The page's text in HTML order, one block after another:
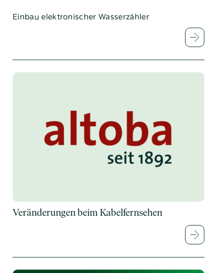
Einbau elektronischer Wasserzähler
Veränderungen beim Kabelfernsehen